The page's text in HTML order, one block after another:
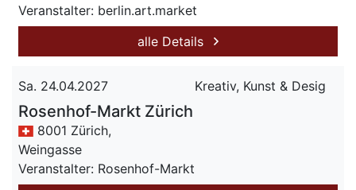
Veranstalter: berlin.art.market
alle Details
Sa. 24.04.2027 Kreativ, Kunst & Desig
Rosenhof-Markt Zürich
8001 Zürich,
Weingasse
Veranstalter: Rosenhof-Markt